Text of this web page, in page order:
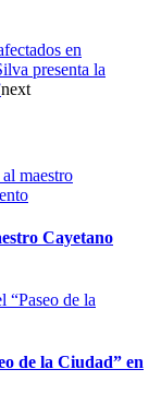
en
presenta la
next
Cayetano
de la Ciudad” en